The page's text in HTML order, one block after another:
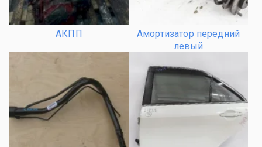
АКПП
Амортизатор передний
левый